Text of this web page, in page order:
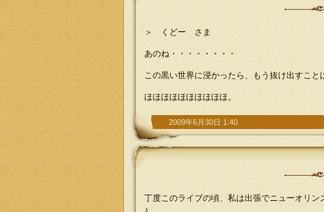
＞ くどー さま
あのね・・・・・・・・
この黒い世界に浸かったら、もう抜け出すこと
ほほほほほほほほほほ。
2009年6月30日 1:40
丁度このライブの頃、私は出張でニューオリ
♪